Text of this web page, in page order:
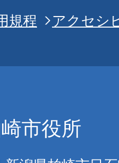
規程 アクセシ
市役所